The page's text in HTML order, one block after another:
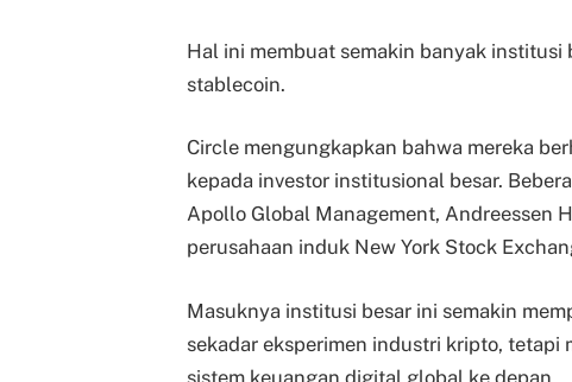
Hal ini membuat semakin banyak institusi
stablecoin.
Circle mengungkapkan bahwa mereka
kepada investor institusional besar.
Apollo Global Management, Andreessen
perusahaan induk New York Stock
Masuknya institusi besar ini semakin
sekadar eksperimen industri kripto,
sistem keuangan digital global ke depan.